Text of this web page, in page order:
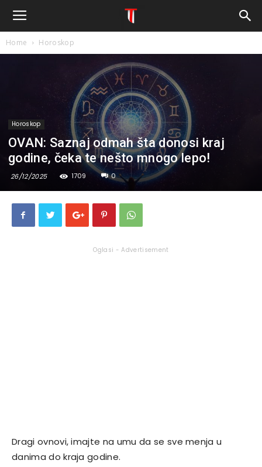
Home Horoskop
Horoskop
OVAN: Saznaj odmah šta donosi kraj
godine, čeka te nešto mnogo lepo!
26/12/2025 1709 0
Oglasi - Advertisement
Dragi ovnovi, imajte na umu da se sve menja u
danima do kraja godine.